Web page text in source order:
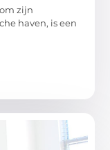
zijn
haven, is een